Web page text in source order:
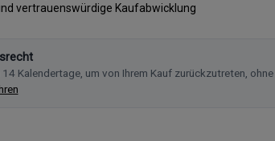
vertrauenswürdige Kaufabwicklung
14 Kalendertage, um von Ihrem Kauf zurückzutreten, ohne